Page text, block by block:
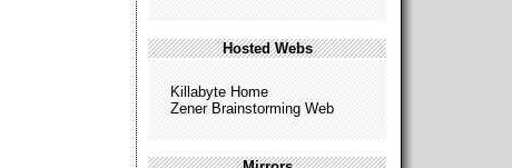
Hosted Webs
Killabyte Home
Zener Brainstorming Web